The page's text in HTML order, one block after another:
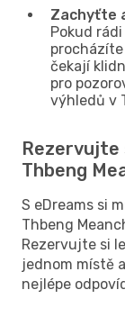
Zachyťte
Pokud
čekají
pro
výhledů v
Rezervujte
Thbeng
S eDreams si
Thbeng
Rezervujte si
jednom místě
nejlépe